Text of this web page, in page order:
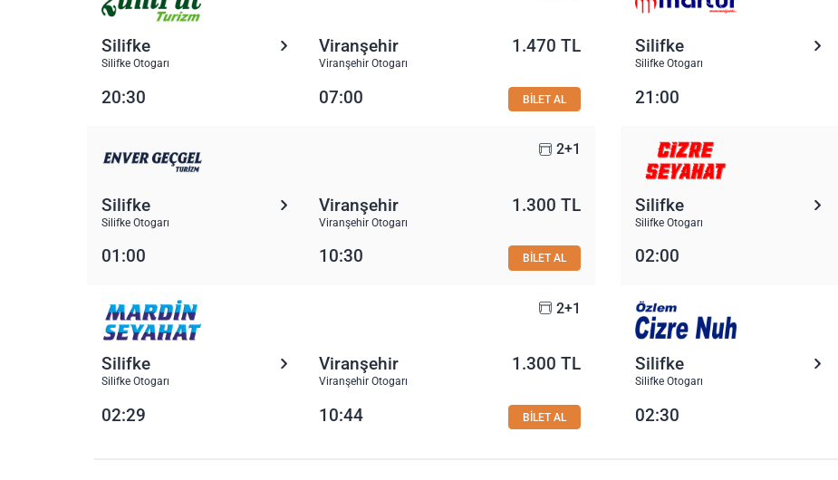
Silifke
Silifke Otogarı
Viranşehir
Viranşehir Otogarı
1.470 TL
20:30 07:00 BİLET AL
Silifke
Silifke Otogarı
21:00
2+1
Silifke
Silifke Otogarı
Viranşehir
Viranşehir Otogarı
1.300 TL
01:00 10:30 BİLET AL
Silifke
Silifke Otogarı
02:00
2+1
Silifke
Silifke Otogarı
Viranşehir
Viranşehir Otogarı
1.300 TL
02:29 10:44 BİLET AL
Silifke
Silifke Otogarı
02:30